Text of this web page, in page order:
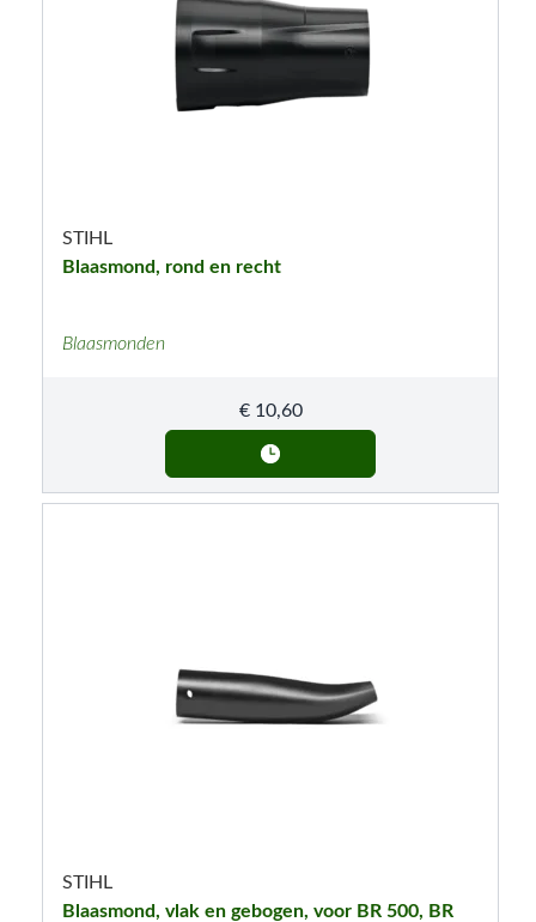
STIHL
Blaasmond, rond en recht
Blaasmonden
€10,60
STIHL
Blaasmond, vlak en gebogen, voor BR 500, BR